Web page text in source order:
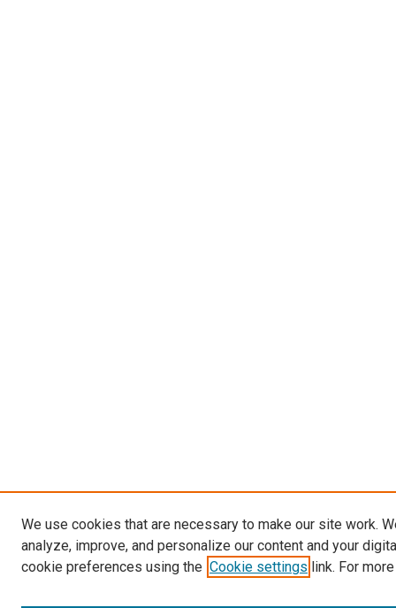
We use cookies that are necessary to make our site work.
analyze, improve, and personalize our content and your
cookie preferences using the Cookie settings link. For